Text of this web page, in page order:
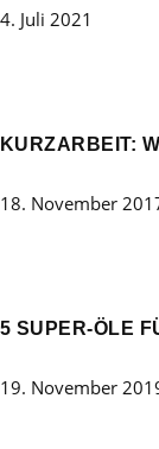
4. Juli 2021
KURZARBEIT:
18. November
5 SUPER-ÖLE
19. November